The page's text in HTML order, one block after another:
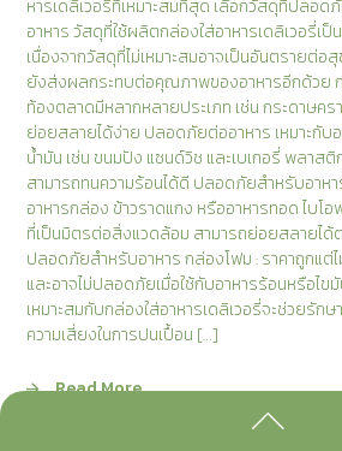
หารเดลิเวอรี่ที่เหมาะสมที่สุด เลือกวัสดุที่ปลอด
อาหาร วัสดุที่ใช้ผลิตกล่องใส่อาหารเดลิเวอรี่เ
เนื่องจากวัสดุที่ไม่เหมาะสมอาจเป็นอันตรายต่อ
ยังส่งผลกระทบต่อคุณภาพของอาหารอีกด้วย ก
ท้องตลาดมีหลากหลายประเภท เช่น กระดาษค
ย่อยสลายได้ง่าย ปลอดภัยต่ออาหาร เหมาะกับ
น้ำมัน เช่น ขนมปัง แซนด์วิช และเบเกอรี่ พลาส
สามารถทนความร้อนได้ดี ปลอดภัยสำหรับอาห
อาหารกล่อง ข้าวราดแกง หรืออาหารทอด ไบโ
ที่เป็นมิตรต่อสิ่งแวดล้อม สามารถย่อยสลายได้
ปลอดภัยสำหรับอาหาร กล่องโฟม : ราคาถูกแต่
และอาจไม่ปลอดภัยเมื่อใช้กับอาหารร้อนหรือไข
เหมาะสมกับกล่องใส่อาหารเดลิเวอรี่จะช่วยรั
ความเสี่ยงในการปนเปื้อน […]
Read More